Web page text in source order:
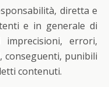
diretta e
e in generale di
errori,
conseguenti, punibili
contenuti.